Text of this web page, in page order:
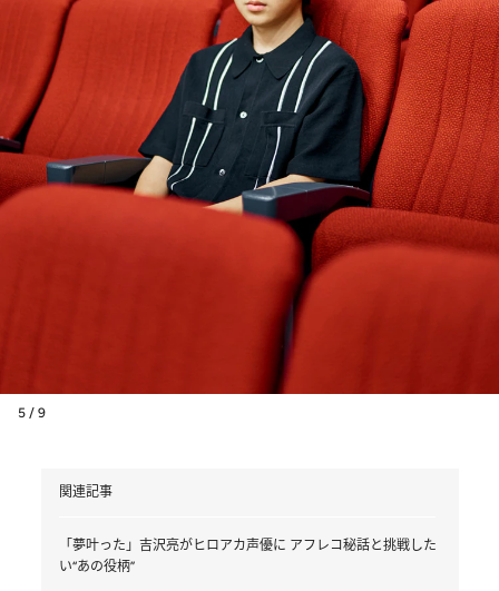
5 / 9
関連記事
「夢叶った」吉沢亮がヒロアカ声優に アフレコ秘話と挑戦した
い“あの役柄”